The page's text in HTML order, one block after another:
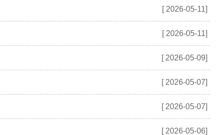
[ 2026-05-11]
[ 2026-05-11]
[ 2026-05-09]
[ 2026-05-07]
[ 2026-05-07]
[ 2026-05-06]